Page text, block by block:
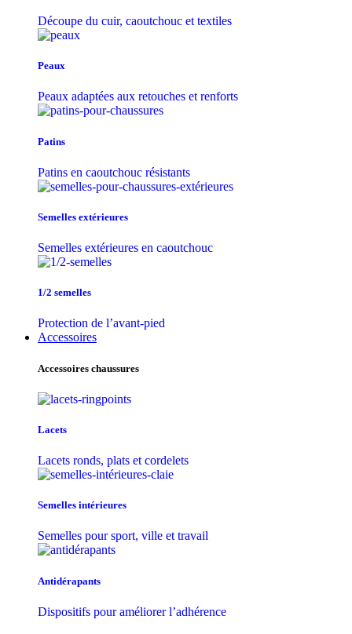
Découpe du cuir, caoutchouc et textiles
Peaux
Peaux adaptées aux retouches et renforts
Patins
Patins en caoutchouc résistants
Semelles extérieures
Semelles extérieures en caoutchouc
1/2 semelles
Protection de l’avant-pied
Accessoires
Accessoires chaussures
Lacets
Lacets ronds, plats et cordelets
Semelles intérieures
Semelles pour sport, ville et travail
Antidérapants
Dispositifs pour améliorer l’adhérence